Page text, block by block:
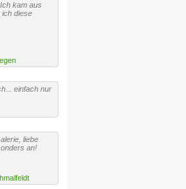
kam aus
ich diese
einfach nur
liebe
an!